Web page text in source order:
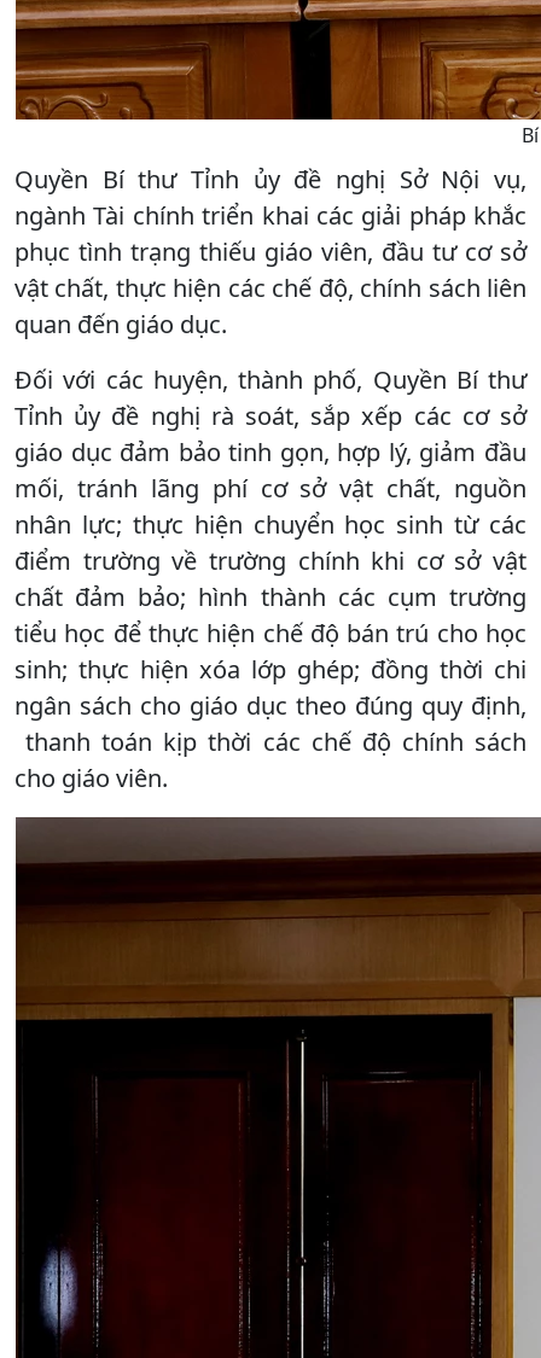
Quyền Bí thư Tỉnh ủy đề nghị Sở Nội vụ,
ngành Tài chính triển khai các giải pháp khắc
phục tình trạng thiếu giáo viên, đầu tư cơ sở
vật chất, thực hiện các chế độ, chính sách liên
quan đến giáo dục.
Đối với các huyện, thành phố, Quyền Bí thư
Tỉnh ủy đề nghị rà soát, sắp xếp các cơ sở
giáo dục đảm bảo tinh gọn, hợp lý, giảm đầu
mối, tránh lãng phí cơ sở vật chất, nguồn
nhân lực; thực hiện chuyển học sinh từ các
điểm trường về trường chính khi cơ sở vật
chất đảm bảo; hình thành các cụm trường
tiểu học để thực hiện chế độ bán trú cho học
sinh; thực hiện xóa lớp ghép; đồng thời chi
ngân sách cho giáo dục theo đúng quy định,
thanh toán kịp thời các chế độ chính sách
cho giáo viên.